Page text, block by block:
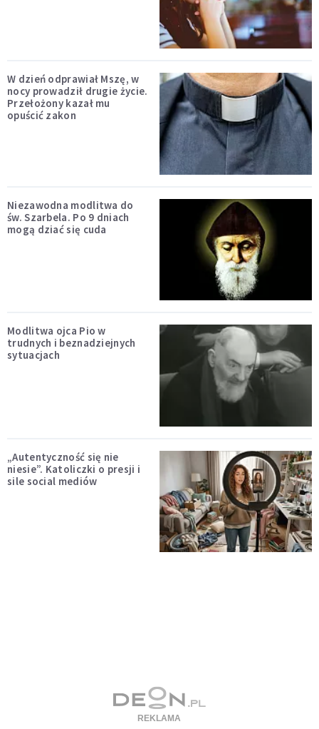
W dzień odprawiał Mszę, w
nocy prowadził drugie życie.
Przełożony kazał mu
opuścić zakon
Niezawodna modlitwa do
św. Szarbela. Po 9 dniach
mogą dziać się cuda
Modlitwa ojca Pio w
trudnych i beznadziejnych
sytuacjach
„Autentyczność się nie
niesie”. Katoliczki o presji i
sile social mediów